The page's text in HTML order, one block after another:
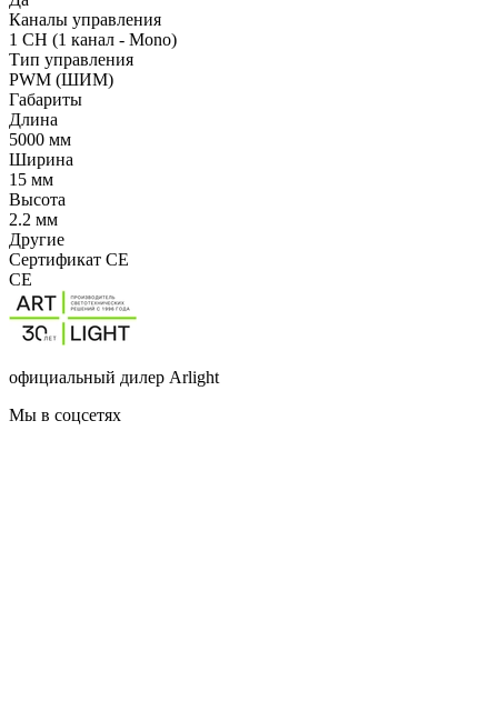
Каналы управления
1 CH (1 канал - Mono)
Тип управления
PWM (ШИМ)
Габариты
Длина
5000 мм
Ширина
15 мм
Высота
2.2 мм
Другие
Сертификат CE
CE
официальный дилер Arlight
Мы в соцсетях